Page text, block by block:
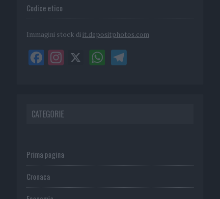
Codice etico
Immagini stock di it.depositphotos.com
CATEGORIE
Prima pagina
Cronaca